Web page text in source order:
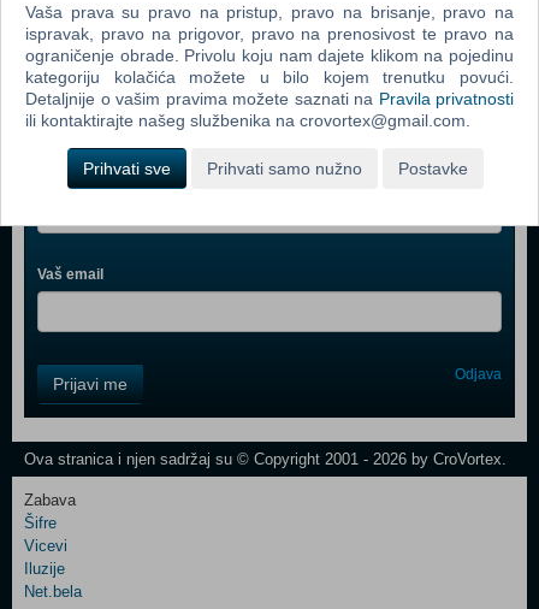
Webshop newsletter
Ime i prezime
Vaš email
Field
One
Newsletter
Control
Field
Two
Newsletter
Prijavi me Odjava
Ova stranica i njen sadržaj su © Copyright 2001 - 2026 by CroVortex.
Zabava
Šifre
Vicevi
Iluzije
Net.bela
Vaša prava su pravo na pristup, pravo na brisanje, pravo na
ispravak, pravo na prigovor, pravo na prenosivost te pravo na
ograničenje obrade. Privolu koju nam dajete klikom na pojedinu
kategoriju kolačića možete u bilo kojem trenutku povući.
Detaljnije o vašim pravima možete saznati na Pravila privatnosti
ili kontaktirajte našeg službenika na crovortex@gmail.com.
Prihvati sve Prihvati samo nužno Postavke